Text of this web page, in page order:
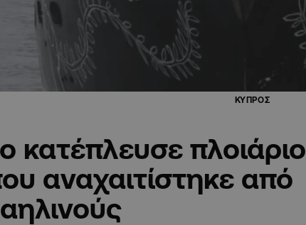
ΚΥΠΡΟΣ
πλοιάριο
αναχαιτίστηκε από